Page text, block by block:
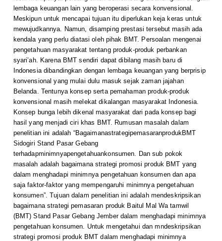
lembaga keuangan lain yang beroperasi secara konvensional.
Meskipun untuk mencapai tujuan itu diperlukan keja keras untuk
mewujudkannya. Namun, disamping prestasi tersebut masih ada
kendala yang perlu diatasi oleh pihak BMT. Persoalan mengenai
pengetahuan masyarakat tentang produk-produk perbankan
syari’ah. Karena BMT sendiri dapat dibilang masih baru di
Indonesia dibandingkan dengan lembaga keuangan yang berprisip
konvensional yang mulai dulu masuk sejak zaman jajahan
Belanda. Tentunya konsep serta pemahaman produk-produk
konvensional masih melekat dikalangan masyarakat Indonesia.
Konsep bunga lebih dikenal masyarakat dari pada konsep bagi
hasil yang menjadi ciri khas BMT. Rumusan masalah dalam
penelitian ini adalah “BagaimanastrategipemasaranprodukBMT
Sidogiri Stand Pasar Gebang
terhadapminimnyapengetahuankonsumen. Dan sub pokok
masalah adalah bagaimana strategi promosi produk BMT yang
dalam menghadapi minimnya pengetahuan konsumen dan apa
saja faktor-faktor yang mempengaruhi minimnya pengetahuan
konsumen”. Tujuan dalam penelitian ini adalah mendeskripsikan
bagaimana strategi pemasaran produk Baitul Mal Wa tamwil
(BMT) Stand Pasar Gebang Jember dalam menghadapi minimnya
pengetahuan konsumen. Untuk mengetahui dan mndeskripsikan
strategi promosi produk BMT dalam menghadapi minimnya